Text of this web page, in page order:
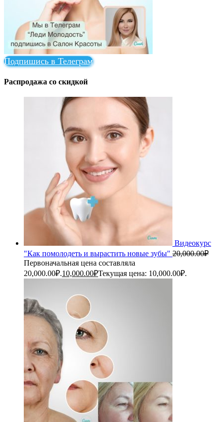
Подпишись в Телеграм
Распродажа со скидкой
Видеокурс
"Как помолодеть и вырастить новые зубы" 20,000.00₽
Первоначальная цена составляла
20,000.00₽.10,000.00₽Текущая цена: 10,000.00₽.